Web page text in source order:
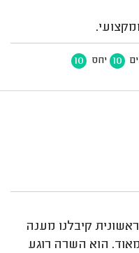
10 יחס 10
קיבלנו מענה
הוא השרה רוגע